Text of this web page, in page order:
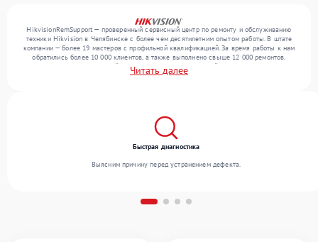
HikvisionRemSupport — проверенный сервисный центр по ремонту и обслуживанию
техники Hikvision в Челябинске с более чем десятилетним опытом работы. В штате
компании — более 19 мастеров с профильной квалификацией. За время работы к нам
обратились более 10 000 клиентов, а также выполнено свыше 12 000 ремонтов.
Ежемесячно в сервисный центр поступает от 300 устройств, включая , , . Мы
выполняем ремонт различного уровня сложности и поддерживаем высокий стандарт
Читать далее
Быстрая диагностика
Выясним причину перед устранением дефекта.